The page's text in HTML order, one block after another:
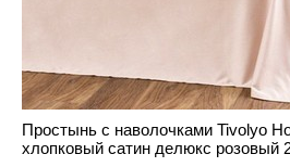
Простынь с наволочками Tivolyo
хлопковый сатин делюкс розовый